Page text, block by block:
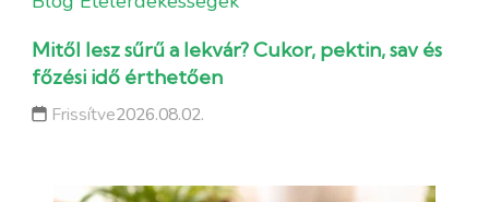
Mitől lesz sűrű a lekvár? Cukor, pektin, sav és
főzési idő érthetően
Frissítve2026.08.02.